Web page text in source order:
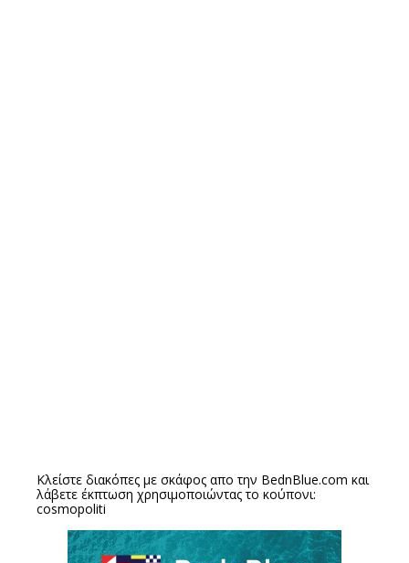
Κλείστε διακόπες με σκάφος απο την BednBlue.com και
λάβετε έκπτωση χρησιμοποιώντας το κούπονι:
cosmopoliti